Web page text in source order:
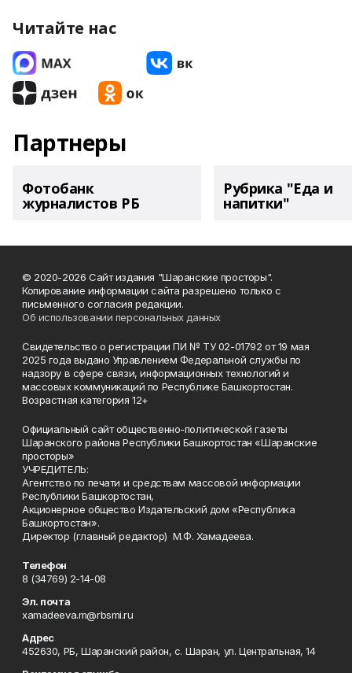
Читайте нас
Партнеры
Фотобанк
журналистов РБ
Рубрика "Еда и
напитки"
© 2020-2026 Сайт издания "Шаранские просторы".
Копирование информации сайта разрешено только с
письменного согласия редакции.
Об использовании персональных данных
Свидетельство о регистрации ПИ № ТУ 02-01792 от 19 мая
2025 года выдано Управлением Федеральной службы по
надзору в сфере связи, информационных технологий и
массовых коммуникаций по Республике Башкортостан.
Возрастная категория 12+
Официальный сайт общественно-политической газеты
Шаранского района Республики Башкортостан «Шаранские
просторы»
УЧРЕДИТЕЛЬ:
Агентство по печати и средствам массовой информации
Республики Башкортостан,
Акционерное общество Издательский дом «Республика
Башкортостан».
Директор (главный редактор) М.Ф. Хамадеева.
Телефон
8 (34769) 2-14-08
Эл. почта
xamadeeva.m@rbsmi.ru
Адрес
452630, РБ, Шаранский район, с. Шаран, ул. Центральная, 14